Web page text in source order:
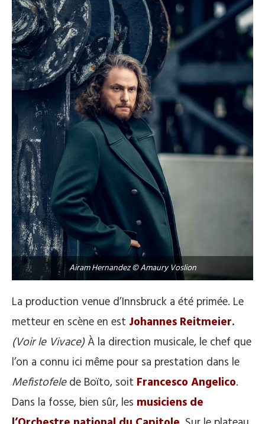
Airam Hernandez © Amaury Voslion
La production venue d’Innsbruck a été primée. Le
metteur en scène en est Johannes Reitmeier.
(Voir le Vivace)À la direction musicale, le chef que
l’on a connu ici même pour sa prestation dans le
Mefistofelede Boïto, soit Francesco Angelico.
Dans la fosse, bien sûr, les musiciens de